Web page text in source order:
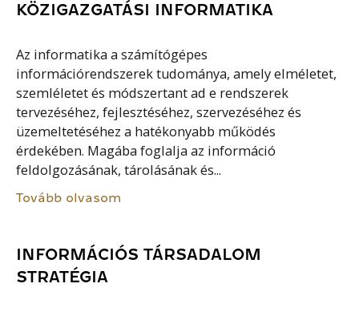
KÖZIGAZGATÁSI INFORMATIKA
Az informatika a számítógépes
információrendszerek tudománya, amely elméletet,
szemléletet és módszertant ad e rendszerek
tervezéséhez, fejlesztéséhez, szervezéséhez és
üzemeltetéséhez a hatékonyabb működés
érdekében. Magába foglalja az információ
feldolgozásának, tárolásának és...
Tovább olvasom
INFORMÁCIÓS TÁRSADALOM
STRATÉGIA